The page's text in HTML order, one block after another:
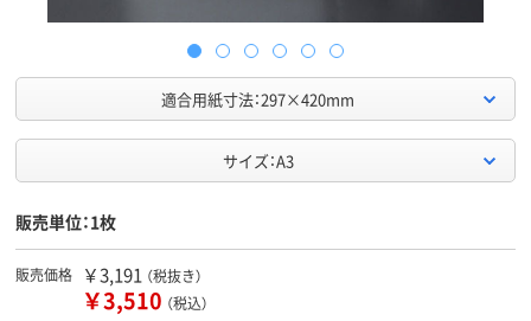
適合用紙寸法：297×420mm
サイズ：A3
販売単位：1枚
販売価格 ￥3,191 （税抜き）
￥3,510 （税込）